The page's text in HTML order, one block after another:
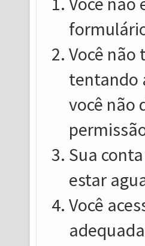
Você não
tentando
você não
Sua
estar
Você